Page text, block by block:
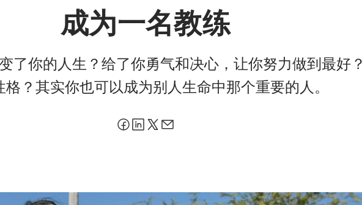
成为一名教练
了你的人生？给了你勇气和决心，让你努力做到最好
格？其实你也可以成为别人生命中那个重要的人。